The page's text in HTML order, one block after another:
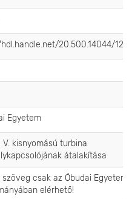
20.500.14044/
Egyetem
V. kisnyomású turbina
átalakítása
szöveg csak az Óbudai Egyetem
elérhető!